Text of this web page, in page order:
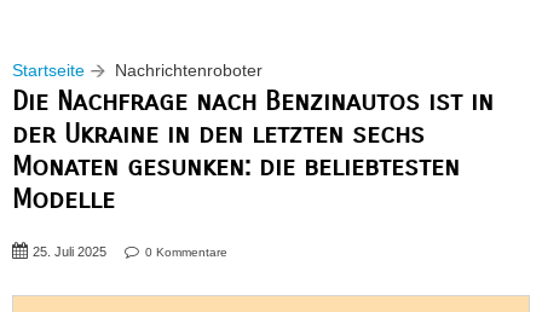
Startseite Nachrichtenroboter
Die Nachfrage nach Benzinautos ist in
der Ukraine in den letzten sechs
Monaten gesunken: die beliebtesten
Modelle
25. Juli 2025 0 Kommentare